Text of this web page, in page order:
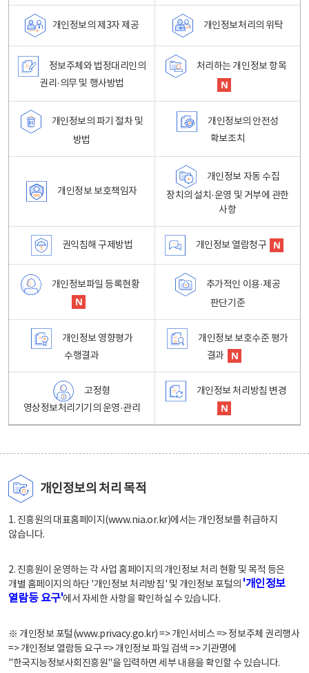
개인정보의 제3자 제공 개인정보처리의 위탁
정보주체와 법정대리인의
권리·의무 및 행사방법
처리하는 개인정보 항목
개인정보의 파기 절차 및
방법
개인정보의 안전성
확보조치
개인정보 보호책임자
개인정보 자동 수집
장치의 설치·운영 및 거부에 관한
사항
권익침해 구제방법 개인정보 열람청구
개인정보파일 등록현황
추가적인 이용·제공
판단기준
개인정보 영향평가
수행결과
개인정보 보호수준 평가
결과
고정형
영상정보처리기기의 운영·관리
개인정보 처리방침 변경
개인정보의 처리 목적
1. 진흥원의 대표홈페이지(www.nia.or.kr)에서는 개인정보를 취급하지
않습니다.
2. 진흥원이 운영하는 각 사업 홈페이지의 개인정보 처리 현황 및 목적 등은
개별 홈페이지의 하단 '개인정보 처리방침' 및 개인정보 포털의 '개인정보
열람등 요구'에서 자세한 사항을 확인하실 수 있습니다.
※ 개인정보 포털(www.privacy.go.kr) => 개인서비스 => 정보주체 권리행사
=> 개인정보 열람등 요구 => 개인정보 파일 검색 => 기관명에
"한국지능정보사회진흥원"을 입력하면 세부 내용을 확인할 수 있습니다.